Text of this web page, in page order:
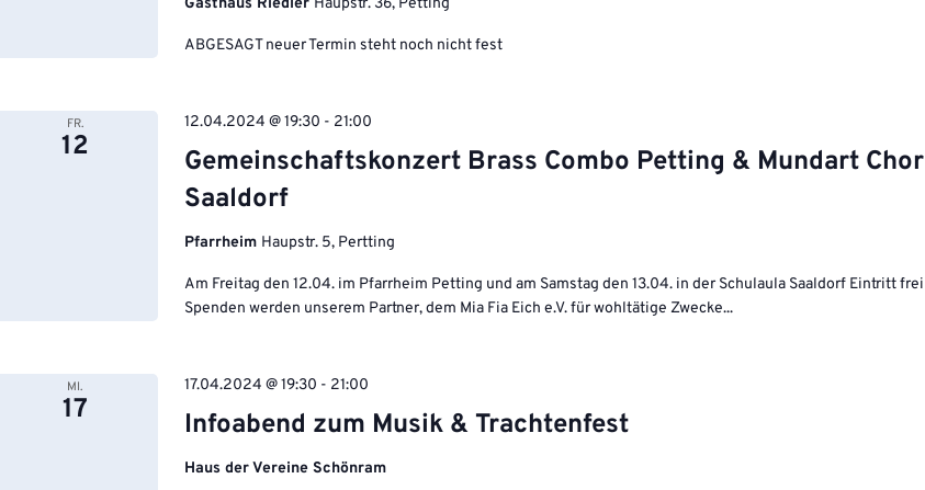
Gasthaus Riedler Haupstr. 36, Petting
ABGESAGT neuer Termin steht noch nicht fest
FR.
12
Gemeinschaftskonzert Brass Combo Petting & Mundart Chor
Saaldorf
12.04.2024 @ 19:30 - 21:00
Pfarrheim Haupstr. 5, Pertting
Am Freitag den 12.04. im Pfarrheim Petting und am Samstag den 13.04. in der Schulaula Saaldorf Eintritt frei
Spenden werden unserem Partner, dem Mia Fia Eich e.V. für wohltätige Zwecke...
MI.
17 Infoabend zum Musik & Trachtenfest
17.04.2024 @ 19:30 - 21:00
Haus der Vereine Schönram